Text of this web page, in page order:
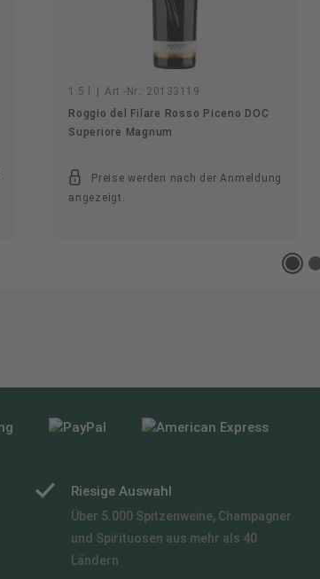
1.5 l Art.-Nr.: 20133119
Roggio del Filare Rosso Piceno DOC
Superiore Magnum
Preise werden nach der Anmeldung
angezeigt.
Riesige Auswahl
Über 5.000 Spitzenweine, Champagner
und Spirituosen aus mehr als 40
Ländern